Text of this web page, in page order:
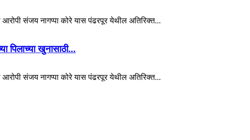
संजय नागप्पा कोरे यास पंढरपूर येथील अतिरिक्त...
पिलाच्या खुनासाठी...
संजय नागप्पा कोरे यास पंढरपूर येथील अतिरिक्त...